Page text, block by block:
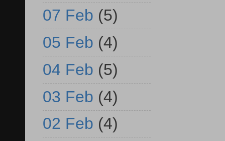
07 Feb (5)
05 Feb (4)
04 Feb (5)
03 Feb (4)
02 Feb (4)